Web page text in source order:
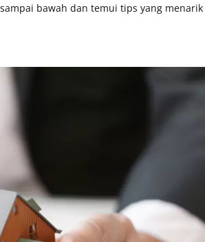
bawah dan temui tips yang menarik